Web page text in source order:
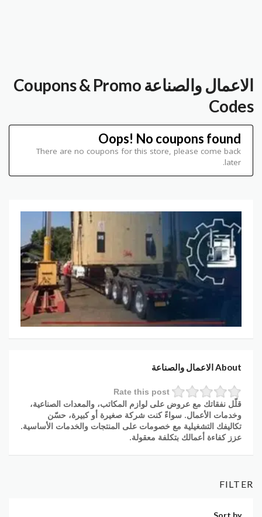
الاعمال والصناعة Coupons & Promo
Codes
Oops! No coupons found
There are no coupons for this store, please come back
later.
About الاعمال والصناعة
Rate this post
قلّل نفقاتك مع عروض على لوازم المكاتب، والمعدات الصناعية،
وخدمات الأعمال. سواءً كنت شركة صغيرة أو كبيرة، حسّن
تكاليفك التشغيلية مع خصومات على المنتجات والخدمات الأساسية.
عزز كفاءة أعمالك بتكلفة معقولة.
FILTER
Sort by